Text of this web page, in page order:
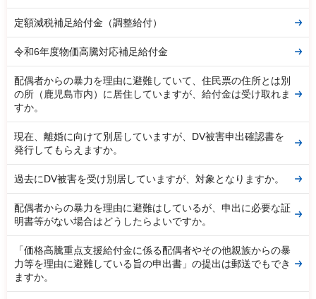
定額減税補足給付金（調整給付）
令和6年度物価高騰対応補足給付金
配偶者からの暴力を理由に避難していて、住民票の住所とは別
の所（鹿児島市内）に居住していますが、給付金は受け取れま
すか。
現在、離婚に向けて別居していますが、DV被害申出確認書を
発行してもらえますか。
過去にDV被害を受け別居していますが、対象となりますか。
配偶者からの暴力を理由に避難はしているが、申出に必要な証
明書等がない場合はどうしたらよいですか。
「価格高騰重点支援給付金に係る配偶者やその他親族からの暴
力等を理由に避難している旨の申出書」の提出は郵送でもでき
ますか。